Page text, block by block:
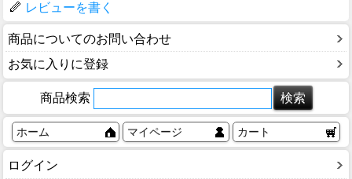
レビューを書く
商品についてのお問い合わせ
お気に入りに登録
商品検索
ホーム マイページ カート
ログイン